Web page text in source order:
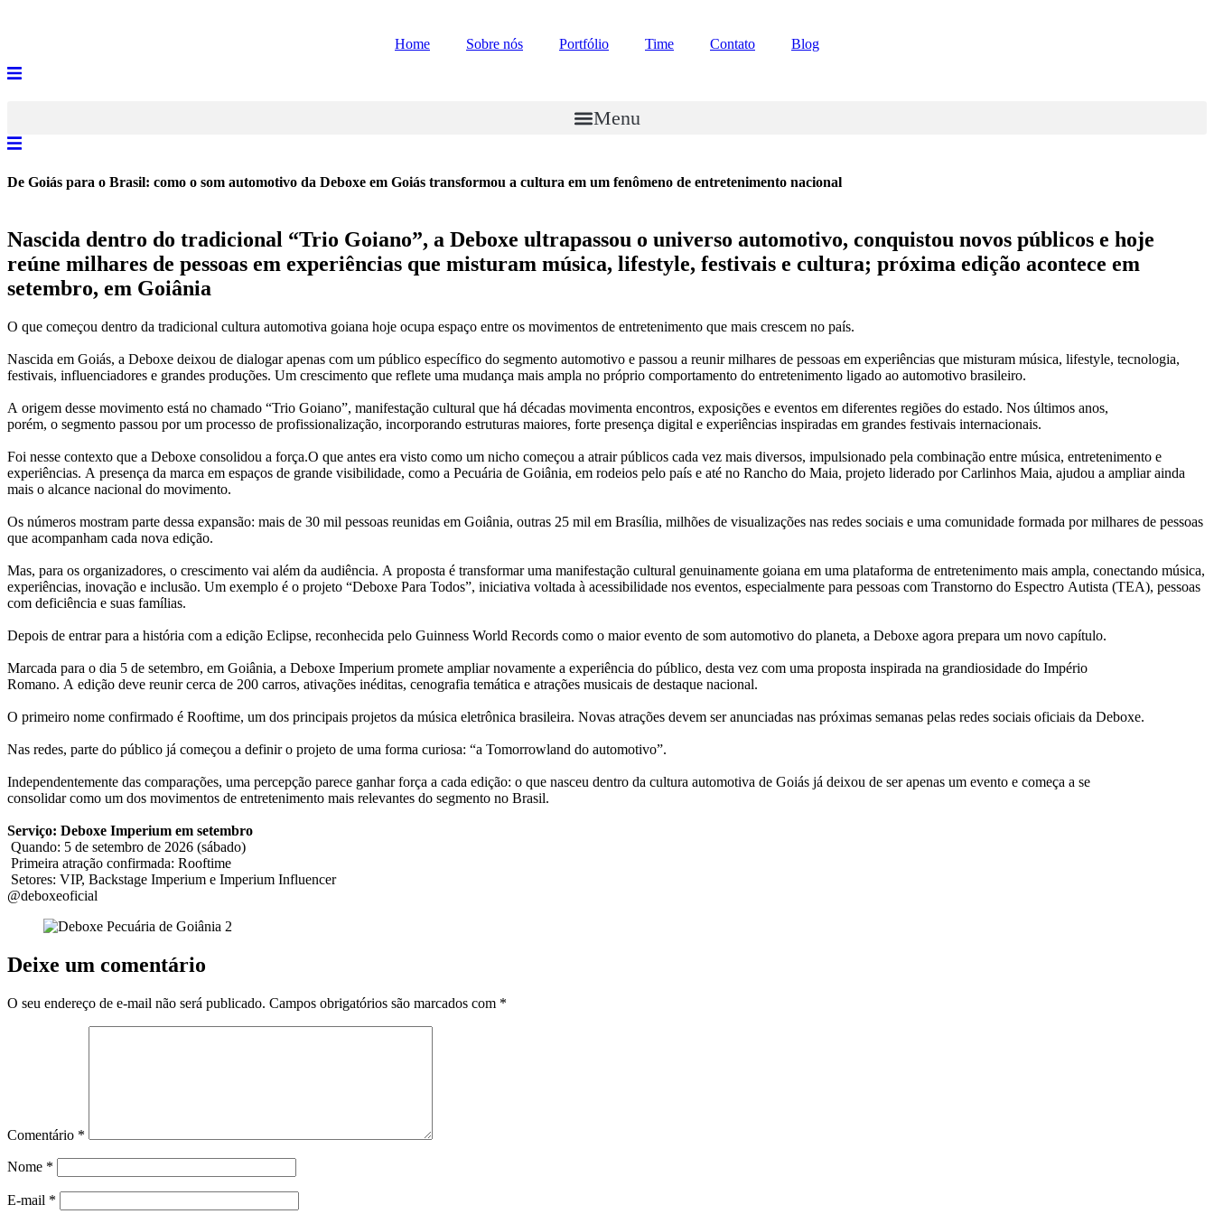
Home Sobre nós Portfólio Time Contato Blog
Menu
De Goiás para o Brasil: como o som automotivo da Deboxe em Goiás transformou a cultura em um fenômeno de entretenimento nacional
Nascida dentro do tradicional “Trio Goiano”, a Deboxe ultrapassou o universo automotivo, conquistou novos públicos e hoje
reúne milhares de pessoas em experiências que misturam música, lifestyle, festivais e cultura; próxima edição acontece em
setembro, em Goiânia
O que começou dentro da tradicional cultura automotiva goiana hoje ocupa espaço entre os movimentos de entretenimento que mais crescem no país.
Nascida em Goiás, a Deboxe deixou de dialogarapenas com um público específico do segmento automotivo e passou a reunir milhares de pessoas em experiências que misturam música, lifestyle, tecnologia,
festivais, influenciadores e grandes produções. Um crescimento que reflete uma mudança mais ampla no próprio comportamento do entretenimento ligado ao automotivo brasileiro.
A origem desse movimento está no chamado “Trio Goiano”, manifestação cultural que há décadas movimenta encontros, exposições e eventos em diferentes regiões do estado. Nos últimos anos,
porém, o segmento passou porum processo de profissionalização, incorporando estruturas maiores, forte presença digital e experiências inspiradas em grandes festivais internacionais.
Foi nesse contexto que a Deboxe consolidou a força.O que antes era visto como um nicho começou a atrair públicos cada vez mais diversos, impulsionado pela combinação entre música, entretenimento e
experiências. A presença da marca em espaços de grande visibilidade, como a Pecuária de Goiânia, em rodeios pelo país e até no Rancho do Maia, projeto liderado por Carlinhos Maia, ajudou a ampliarainda
mais o alcance nacional do movimento.
Os números mostram parte dessa expansão: mais de 30 mil pessoas reunidas em Goiânia, outras 25 mil em Brasília, milhões de visualizações nas redes sociais e uma comunidade formada por milhares de pessoas
que acompanham cada nova edição.
Mas, para os organizadores, o crescimento vai além da audiência. A proposta é transformaruma manifestação cultural genuinamente goiana em uma plataforma de entretenimento mais ampla, conectando música,
experiências, inovação e inclusão. Um exemplo é o projeto “Deboxe Para Todos”, iniciativa voltada à acessibilidade nos eventos, especialmente para pessoas com Transtorno do Espectro Autista (TEA), pessoas
com deficiência e suas famílias.
Depois de entrarpara a história com a edição Eclipse, reconhecida pelo Guinness World Records como o maior evento de som automotivo do planeta, a Deboxe agora prepara um novo capítulo.
Marcada para o dia 5 de setembro, em Goiânia, a Deboxe Imperium promete ampliar novamente a experiência do público, desta vez com uma proposta inspirada na grandiosidade do Império
Romano. A edição deve reunir cerca de 200 carros, ativações inéditas, cenografia temática e atrações musicais de destaque nacional.
O primeiro nome confirmado é Rooftime, um dos principais projetos da música eletrônica brasileira. Novas atrações devem seranunciadas nas próximas semanas pelas redes sociais oficiais da Deboxe.
Nas redes, parte do público já começou a definiro projeto de uma forma curiosa: “a Tomorrowland do automotivo”.
Independentemente das comparações, uma percepção parece ganhar força a cada edição: o que nasceu dentro da cultura automotiva de Goiás já deixou de serapenas um evento e começa a se
consolidarcomo um dos movimentos de entretenimento mais relevantes do segmento no Brasil.
Serviço: Deboxe Imperium em setembro
Quando: 5 de setembro de 2026 (sábado)
Primeira atração confirmada: Rooftime
Setores: VIP, Backstage Imperium e Imperium Influencer
@deboxeoficial
Deixe um comentário
O seu endereço de e-mail não será publicado. Campos obrigatórios são marcados com *
Comentário *
Nome *
E-mail *